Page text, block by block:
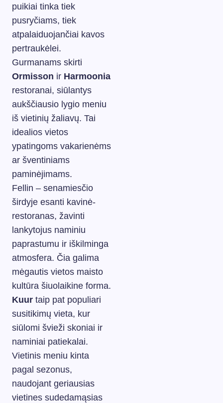
puikiai tinka tiek
pusryčiams, tiek
atpalaiduojančiai kavos
pertraukėlei.
Gurmanams skirti
Ormisson ir Harmoonia
restoranai, siūlantys
aukščiausio lygio meniu
iš vietinių žaliavų. Tai
idealios vietos
ypatingoms vakarienėms
ar šventiniams
paminėjimams.
Fellin – senamiesčio
širdyje esanti kavinė-
restoranas, žavinti
lankytojus naminiu
paprastumu ir iškilminga
atmosfera. Čia galima
mėgautis vietos maisto
kultūra šiuolaikine forma.
Kuur taip pat populiari
susitikimų vieta, kur
siūlomi švieži skoniai ir
naminiai patiekalai.
Vietinis meniu kinta
pagal sezonus,
naudojant geriausias
vietines sudedamąsias